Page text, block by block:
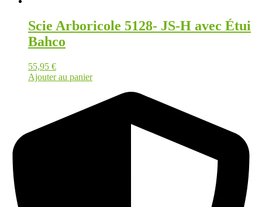
Scie Arboricole 5128- JS-H avec Étui
Bahco
55,95 €
Ajouter au panier